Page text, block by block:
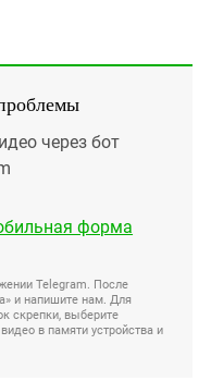
через бот
форма
Telegram. После
и напишите нам. Для
скрепки, выберите
в памяти устройства и